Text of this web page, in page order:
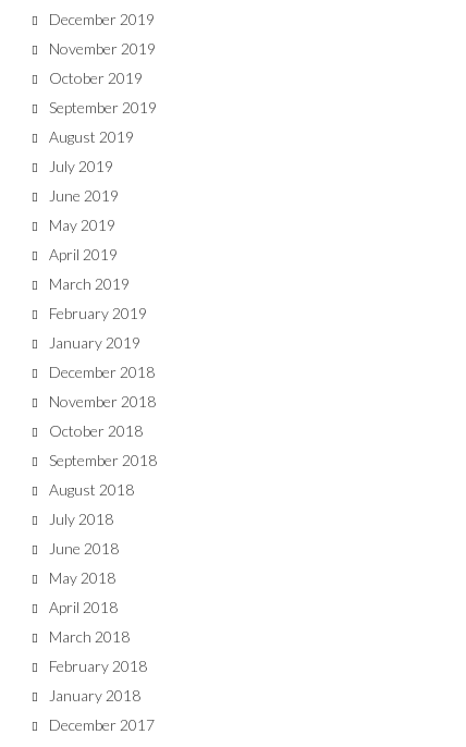
December 2019
November 2019
October 2019
September 2019
August 2019
July 2019
June 2019
May 2019
April 2019
March 2019
February 2019
January 2019
December 2018
November 2018
October 2018
September 2018
August 2018
July 2018
June 2018
May 2018
April 2018
March 2018
February 2018
January 2018
December 2017